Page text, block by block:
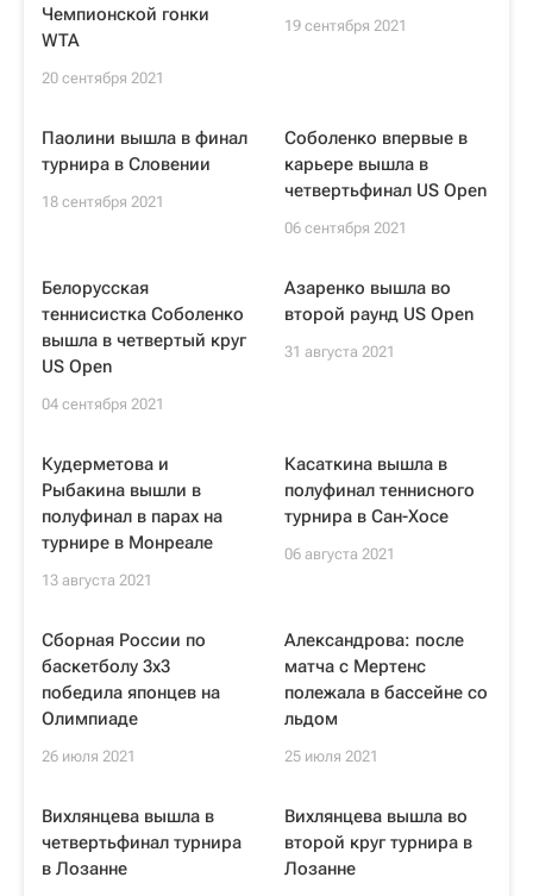
Чемпионской гонки
WTA
20 сентября 2021
19 сентября 2021
Паолини вышла в финал
турнира в Словении
18 сентября 2021
Соболенко впервые в
карьере вышла в
четвертьфинал US Open
06 сентября 2021
Белорусская
теннисистка Соболенко
вышла в четвертый круг
US Open
04 сентября 2021
Азаренко вышла во
второй раунд US Open
31 августа 2021
Кудерметова и
Рыбакина вышли в
полуфинал в парах на
турнире в Монреале
13 августа 2021
Касаткина вышла в
полуфинал теннисного
турнира в Сан-Хосе
06 августа 2021
Сборная России по
баскетболу 3х3
победила японцев на
Олимпиаде
26 июля 2021
Александрова: после
матча с Мертенс
полежала в бассейне со
льдом
25 июля 2021
Вихлянцева вышла в
четвертьфинал турнира
в Лозанне
Вихлянцева вышла во
второй круг турнира в
Лозанне